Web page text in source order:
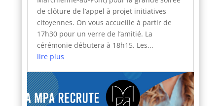
de clôture de l’appel à projet initiatives
citoyennes. On vous accueille à partir de
17h30 pour un verre de l’amitié. La
cérémonie débutera à 18h15. Les...
lire plus